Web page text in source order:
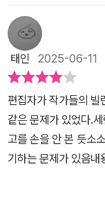
홀한 눈으로 바라보고
차의 ‘빠른’ 속도에
은 짝퉁 가구를 유행
는 당대의 달뜬 열정
의 공기를 체험하는
볼 수 없는 특별한 재미를 선사한다. ‘이지
는 역사서로도 풍속
한 문화사다. 이 두
르지만, 눈부신 공예
저자의 말대로 당대
로 제작한 가구들이니
예품은 특히나 나라
대부터 루이 16세에
왕실의 사치는 대단했
큼 부유했기 때문이
했던 것과 달리 중상
었고 그것을 뒷받침해
로코코 문화가 만개
태인 2025-06-11
편집자가 작가들의
같은 문제가 있었다.
고를 손을 안 본 듯소
기하는 문제가 있음내